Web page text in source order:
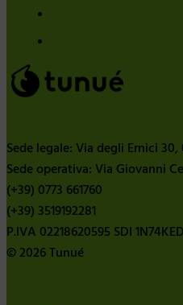
Sede legale: Via degli Ernici
Sede operativa: Via Giovanni
(+39) 0773 661760
(+39) 3519192281
P.IVA 02218620595 SDI 1N74KED
© 2026 Tunué